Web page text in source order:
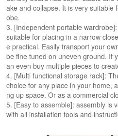
ake and collapse. It is very
obe.
3. [Independent portable
suitable for placing in a narrow
e practical. Easily transport your
be fine tuned on uneven ground. If
an even buy multiple pieces to
4. [Multi functional storage rack]:
choice for any place in your home,
ng up space. Or as a commercial
5. [Easy to assemble]: assembly is
with all installation tools and